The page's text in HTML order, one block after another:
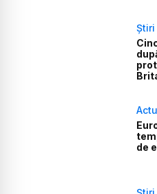
Știri
de